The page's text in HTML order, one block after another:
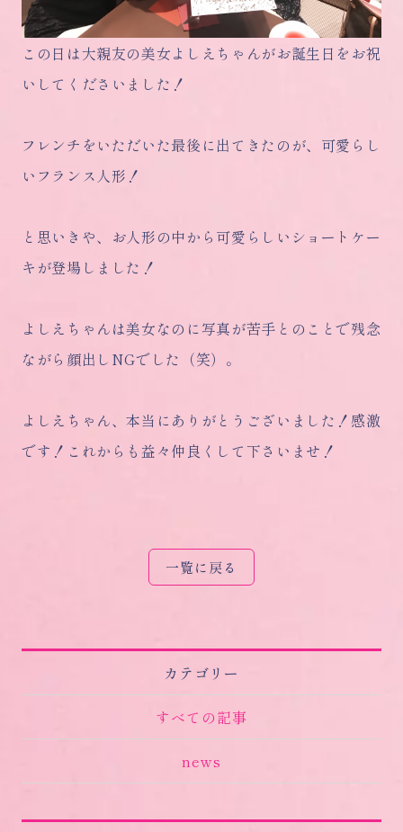
カテゴリー
すべての記事
news
この日は大親友の美女よしえちゃんがお誕生日をお祝
いしてくださいました！
フレンチをいただいた最後に出てきたのが、可愛らし
いフランス人形！
と思いきや、お人形の中から可愛らしいショートケー
キが登場しました！
よしえちゃんは美女なのに写真が苦手とのことで残念
ながら顔出しNGでした（笑）。
よしえちゃん、本当にありがとうございました！感激
です！これからも益々仲良くして下さいませ！
一覧に戻る